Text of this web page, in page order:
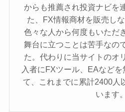
からも推薦され投資ナビを
た、FX情報商材を販売し
色々な人から何度もいただ
舞台に立つことは苦手なの
た。代わりに当サイトのオ
入者にFXツール、EAなど
て、これまでに累計2400人
います。